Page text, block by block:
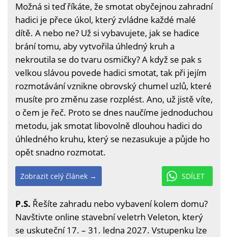
Možná si teď říkáte, že smotat obyčejnou zahradní
hadici je přece úkol, který zvládne každé malé
dítě. A nebo ne? Už si vybavujete, jak se hadice
brání tomu, aby vytvořila úhledný kruh a
nekroutila se do tvaru osmičky? A když se pak s
velkou slávou povede hadici smotat, tak při jejím
rozmotávání vznikne obrovský chumel uzlů, které
musíte pro změnu zase rozplést. Ano, už jistě víte,
o čem je řeč. Proto se dnes naučíme jednoduchou
metodu, jak smotat libovolně dlouhou hadici do
úhledného kruhu, který se nezasukuje a půjde ho
opět snadno rozmotat.
SDÍLET
Zobrazit celý článek →
P.S. Řešíte zahradu nebo vybavení kolem domu?
Navštivte online stavební veletrh Veleton, který
se uskuteční 17. – 31. ledna 2027. Vstupenku lze